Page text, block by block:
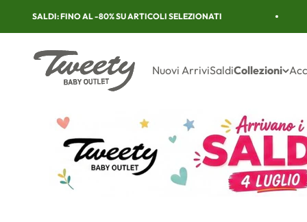
SALDI: FINO AL -80% SU ARTICOLI SELEZIONATI
Nuovi ArriviSaldiCollezioni
TWEETY